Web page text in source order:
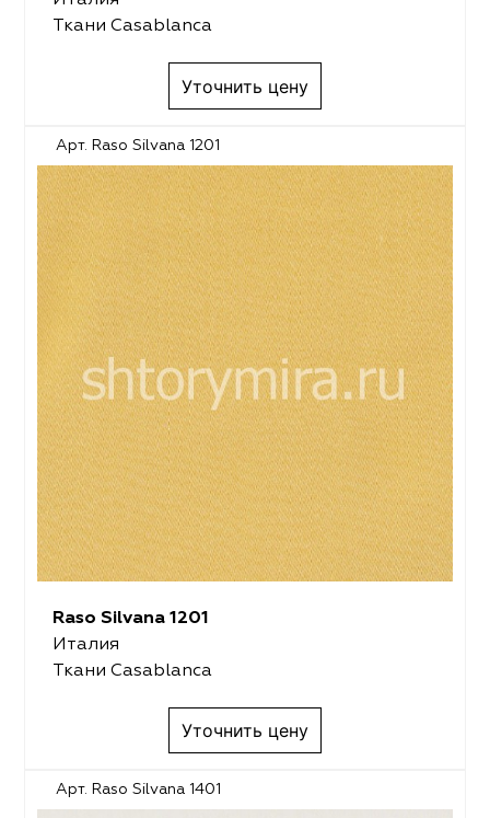
Ткани Casablanca
Уточнить цену
Арт. Raso Silvana 1201
Raso Silvana 1201
Италия
Ткани Casablanca
Уточнить цену
Арт. Raso Silvana 1401